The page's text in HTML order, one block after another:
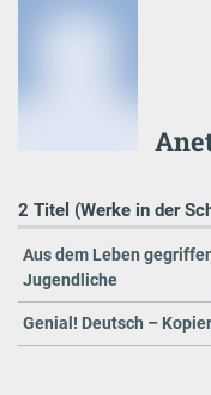
2 Titel (Werke in der
Aus dem Leben
Jugendliche
Genial! Deutsch –